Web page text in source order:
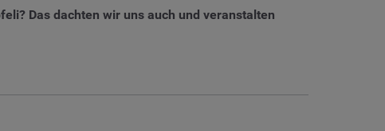
Das dachten wir uns auch und veranstalten